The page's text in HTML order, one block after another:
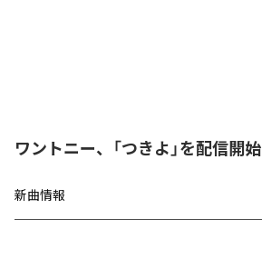
ワントニー、「つきよ」を配信開始
新曲情報